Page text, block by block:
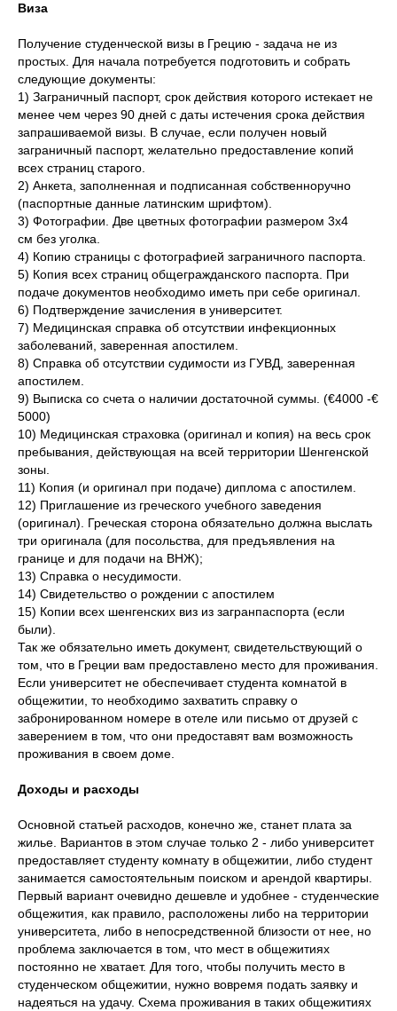
Виза
Получение студенческой визы в Грецию - задача не из
простых. Для начала потребуется подготовить и собрать
следующие документы:
1) Заграничный паспорт, срок действия которого истекает не
менее чем через 90 дней с даты истечения срока действия
запрашиваемой визы. В случае, если получен новый
заграничный паспорт, желательно предоставление копий
всех страниц старого.
2) Анкета, заполненная и подписанная собственноручно
(паспортные данные латинским шрифтом).
3) Фотографии. Две цветных фотографии размером 3х4
см без уголка.
4) Копию страницы с фотографией заграничного паспорта.
5) Копия всех страниц общегражданского паспорта. При
подаче документов необходимо иметь при себе оригинал.
6) Подтверждение зачисления в университет.
7) Медицинская справка об отсутствии инфекционных
заболеваний, заверенная апостилем.
8) Справка об отсутствии судимости из ГУВД, заверенная
апостилем.
9) Выписка со счета о наличии достаточной суммы. (€4000 -€
5000)
10) Медицинская страховка (оригинал и копия) на весь срок
пребывания, действующая на всей территории Шенгенской
зоны.
11) Копия (и оригинал при подаче) диплома с апостилем.
12) Приглашение из греческого учебного заведения
(оригинал). Греческая сторона обязательно должна выслать
три оригинала (для посольства, для предъявления на
границе и для подачи на ВНЖ);
13) Справка о несудимости.
14) Свидетельство о рождении с апостилем
15) Копии всех шенгенских виз из загранпаспорта (если
были).
Так же обязательно иметь документ, свидетельствующий о
том, что в Греции вам предоставлено место для проживания.
Если университет не обеспечивает студента комнатой в
общежитии, то необходимо захватить справку о
забронированном номере в отеле или письмо от друзей с
заверением в том, что они предоставят вам возможность
проживания в своем доме.
Доходы и расходы
Основной статьей расходов, конечно же, станет плата за
жилье. Вариантов в этом случае только 2 - либо университет
предоставляет студенту комнату в общежитии, либо студент
занимается самостоятельным поиском и арендой квартиры.
Первый вариант очевидно дешевле и удобнее - студенческие
общежития, как правило, расположены либо на территории
университета, либо в непосредственной близости от нее, но
проблема заключается в том, что мест в общежитиях
постоянно не хватает. Для того, чтобы получить место в
студенческом общежитии, нужно вовремя подать заявку и
надеяться на удачу. Схема проживания в таких общежитиях